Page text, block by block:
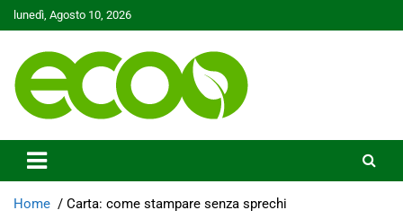
Skip
to
lunedì, Agosto 10, 2026
Ecoo.it
Home Carta: come stampare senza sprechi